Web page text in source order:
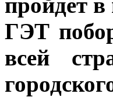
ГЭТ
всей